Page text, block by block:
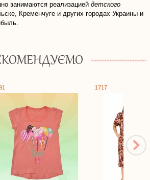
занимаются реализацией детского
Кременчуге и других городах Украины и